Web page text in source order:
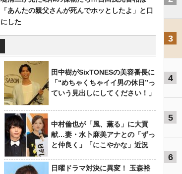
「あんたの親父さんが死んでホッとしたよ」と口
にした
田中樹がSixTONESの美容番長に
「“めちゃくちゃイイ男の休日”っ
ていう見出しにしてください！」
中村倫也が「風、薫る」に大貢
献…妻・水卜麻美アナとの「ずっ
と仲良く」「にこやかな」近況
日曜ドラマ対決に異変！ 玉森裕
3
4
5
6